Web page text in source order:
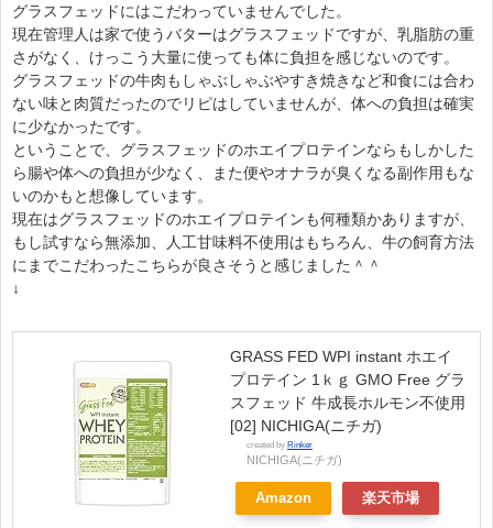
グラスフェッドにはこだわっていませんでした。
現在管理人は家で使うバターはグラスフェッドですが、乳脂肪の重
さがなく、けっこう大量に使っても体に負担を感じないのです。
グラスフェッドの牛肉もしゃぶしゃぶやすき焼きなど和食には合わ
ない味と肉質だったのでリピはしていませんが、体への負担は確実
に少なかったです。
ということで、グラスフェッドのホエイプロテインならもしかした
ら腸や体への負担が少なく、また便やオナラが臭くなる副作用もな
いのかもと想像しています。
現在はグラスフェッドのホエイプロテインも何種類かありますが、
もし試すなら無添加、人工甘味料不使用はもちろん、牛の飼育方法
にまでこだわったこちらが良さそうと感じました＾＾
↓
GRASS FED WPI instant ホエイ
プロテイン 1ｋｇ GMO Free グラ
スフェッド 牛成長ホルモン不使用
[02] NICHIGA(ニチガ)
created by Rinker
NICHIGA(ニチガ)
Amazon 楽天市場